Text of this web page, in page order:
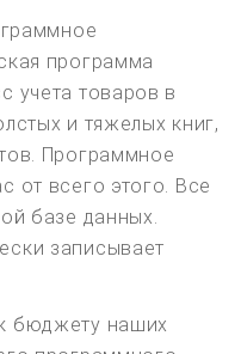
программа
учета товаров в
и тяжелых книг,
Программное
от всего этого. Все
базе данных.
записывает
бюджету наших